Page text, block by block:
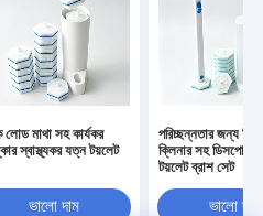
লোড মাথা সহ কার্যকর
স্বাস্থ্যকর যত্ন টয়লেট
ভালো দাম
পরিচ্ছন্নতার জন্য
ক্লিনার সহ
টয়লেট ব্রাশ সেট
ভালো দাম